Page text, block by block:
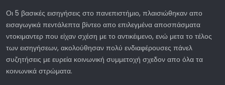
Οι 5 βασικές εισηγήσεις στο πανεπιστήμιο, πλαισιώθηκαν απο
εισαγωγικά πεντάλεπτα βίντεο απο επιλεγμένα αποσπάσματα
ντοκιμαντερ που είχαν σχέση με το αντικέιμενο, ενώ μετα το τέλος
των εισηγήσεων, ακολούθησαν πολύ ενδιαφέρουσες πάνελ
συζητήσεις με ευρεία κοινωνική συμμετοχή σχεδον απο όλα τα
κοινωνικά στρώματα.